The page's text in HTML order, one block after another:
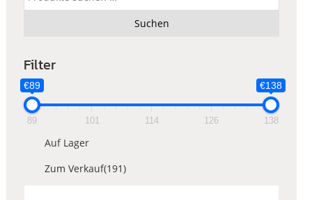
nach:
Suchen
Filter
€89 €138
89 101 114 126 138
Auf Lager
Zum Verkauf(191)